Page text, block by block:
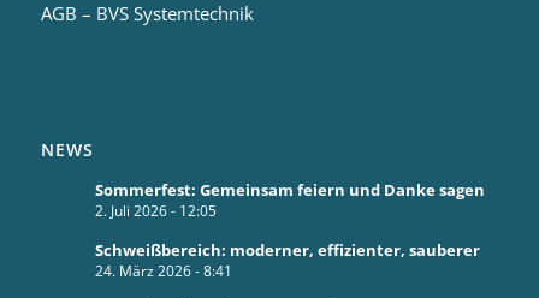
AGB – BVS Systemtechnik
NEWS
Sommerfest: Gemeinsam feiern und Danke sagen
2. Juli 2026 - 12:05
Schweißbereich: moderner, effizienter, sauberer
24. März 2026 - 8:41